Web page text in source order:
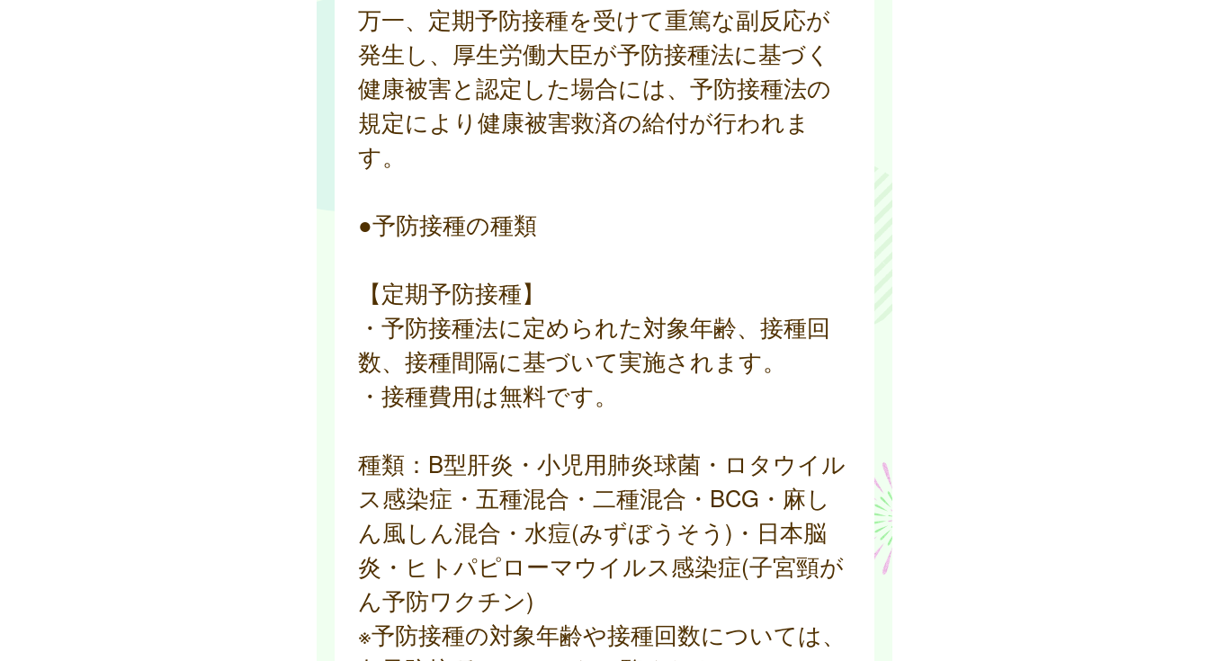
万一、定期予防接種を受けて重篤な副反応が
発生し、厚生労働大臣が予防接種法に基づく
健康被害と認定した場合には、予防接種法の
規定により健康被害救済の給付が行われま
す。
●予防接種の種類
【定期予防接種】
・予防接種法に定められた対象年齢、接種回
数、接種間隔に基づいて実施されます。
・接種費用は無料です。
種類：B型肝炎・小児用肺炎球菌・ロタウイル
ス感染症・五種混合・二種混合・BCG・麻し
ん風しん混合・水痘(みずぼうそう)・日本脳
炎・ヒトパピローマウイルス感染症(子宮頸が
ん予防ワクチン)
※予防接種の対象年齢や接種回数については、